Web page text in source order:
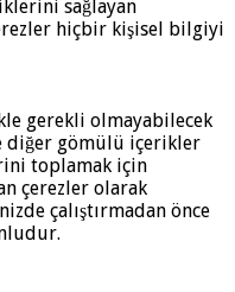
sağlayan
hiçbir kişisel bilgiyi
gerekli olmayabilecek
diğer gömülü içerikler
toplamak için
çerezler olarak
çalıştırmadan önce